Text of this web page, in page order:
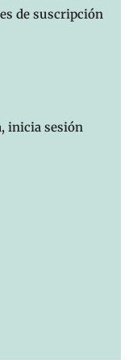
de suscripción
inicia sesión